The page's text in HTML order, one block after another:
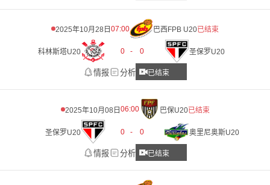
2025年10月28日07:00 巴西FPB U20已结束
科林斯塔U20 0 - 0 圣保罗U20
情报 分析 已结束
2025年10月08日 06:00 巴保U20已结束
圣保罗U20 0 - 0 奥里尼奥斯U20
情报 分析 已结束